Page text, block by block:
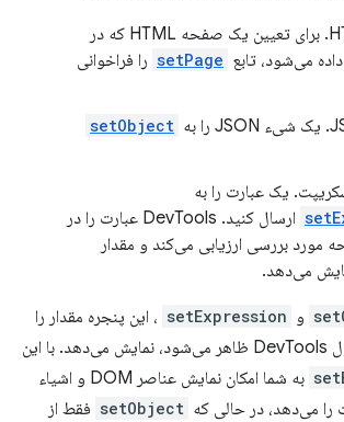
محتوای HTML. برای تعیین یک صفحه HTML که در
می‌شود، تابع setPage را فراخوانی
setObject
یک عبارت را به
ارسال کنید. DevTools عبارت را در
بررسی ارزیابی می‌کند و مقدار
می‌دهد.
و setExpression ، این پنجره مقدار را
همانطور که در کنسول DevTools ظاهر می‌شود، نمایش می‌دهد. با این
به شما امکان نمایش عناصر DOM و اشیاء
را می‌دهد، در حالی که setObject فقط از